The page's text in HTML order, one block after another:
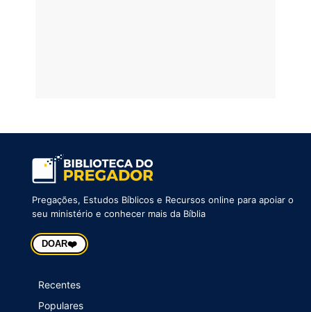
Pregações, Estudos Bíblicos e Recursos online para apoiar o
seu ministério e conhecer mais da Bíblia
DOAR❤️
Recentes
Populares